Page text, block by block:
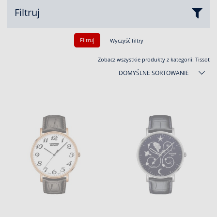
Filtruj
Filtruj Wyczyść filtry
Zobacz wszystkie produkty z kategorii: Tissot
DOMYŚLNE SORTOWANIE